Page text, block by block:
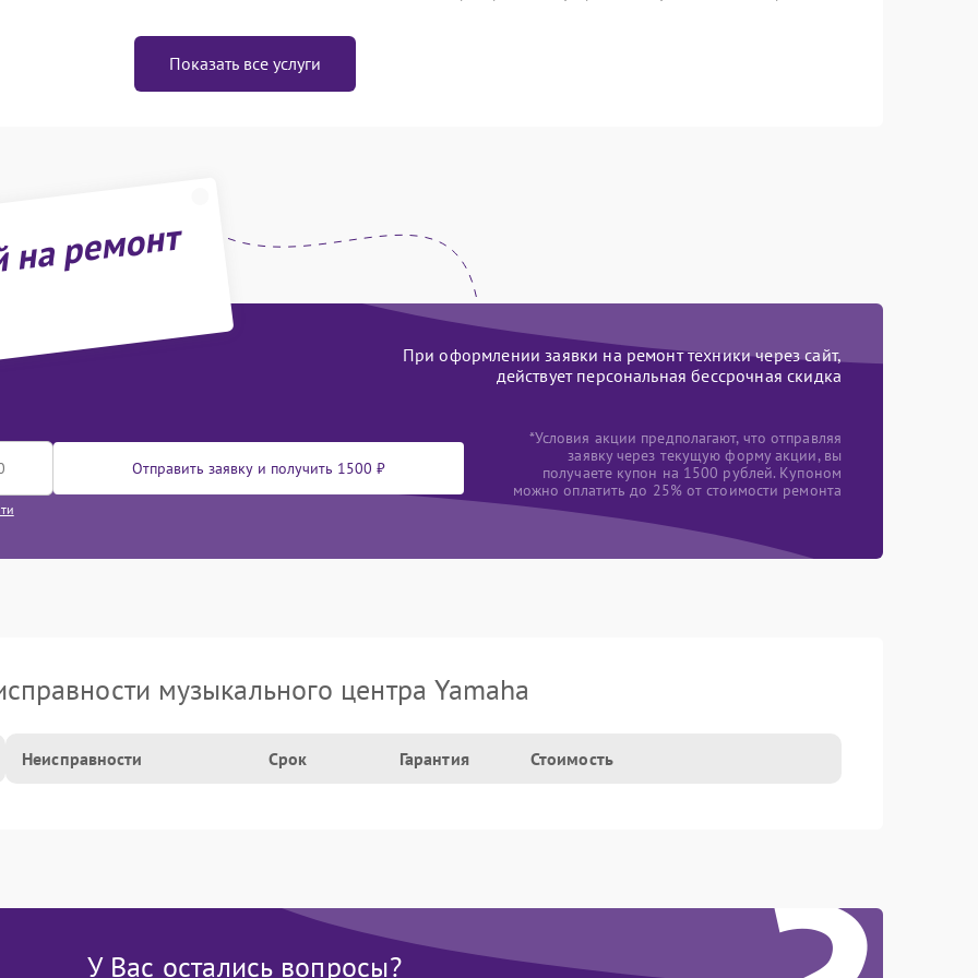
Показать все услуги
ремонт
При оформлении заявки на ремонт техники через сайт,
действует персональная бессрочная скидка
Отправить заявку и получить 1500 ₽
*Условия акции предполагают, что отправляя
заявку через текущую форму акции, вы
получаете купон на 1500 рублей. Купоном
можно оплатить до 25% от стоимости ремонта
музыкального центра Yamaha
Неисправности Срок Гарантия Стоимость
У Вас остались вопросы?